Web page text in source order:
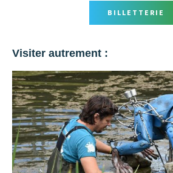
BILLETTERIE
Visiter autrement :